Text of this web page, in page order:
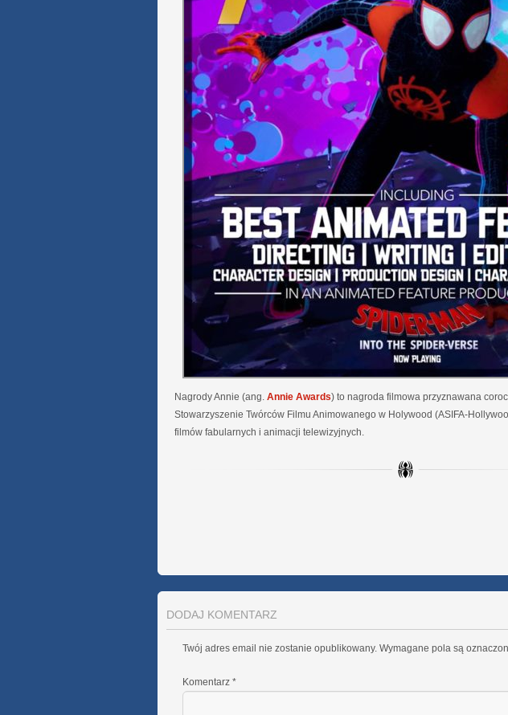
Nagrody Annie (ang. Annie Awards) to nagroda filmowa przyznawana
Stowarzyszenie Twórców Filmu Animowanego w Holywood (ASIFA-
filmów fabularnych i animacji telewizyjnych.
DODAJ KOMENTARZ
Twój adres email nie zostanie opublikowany. Wymagane pola są
Komentarz *